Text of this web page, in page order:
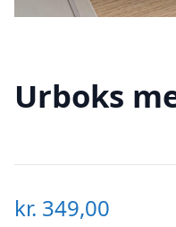
Urboks
kr. 349,00